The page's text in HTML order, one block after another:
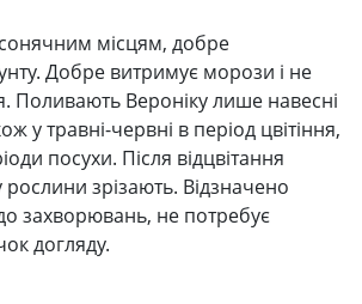
місцям, добре
Добре витримує морози і не
Поливають Вероніку лише навесні
у травні-червні в період цвітіння,
посухи. Після відцвітання
зрізають. Відзначено
до захворювань, не потребує
догляду.